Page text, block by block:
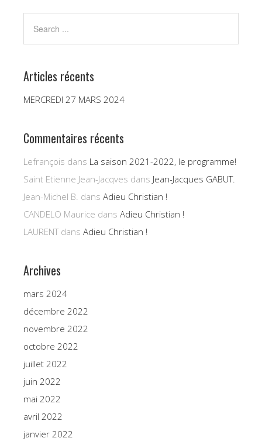
Articles récents
MERCREDI 27 MARS 2024
Commentaires récents
Lefrançois dans La saison 2021-2022, le programme!
Saint Etienne Jean-Jacqves dans Jean-Jacques GABUT.
Jean-Michel B. dans Adieu Christian !
CANDELO Maurice dans Adieu Christian !
LAURENTdans Adieu Christian !
Archives
mars 2024
décembre 2022
novembre 2022
octobre 2022
juillet 2022
juin 2022
mai 2022
avril 2022
janvier 2022